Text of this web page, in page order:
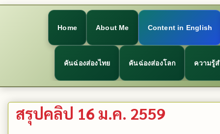
Home About Me Content in English
คันฉ่องส่องไทย คันฉ่องส่องโลก ความรู้
สรุปคลิป 16 ม.ค. 2559